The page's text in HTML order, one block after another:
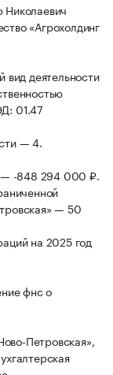
«Агрохолдинг
деятельности
01.47
— 4.
— -848 294 000 ₽.
— 50
на 2025 год
фнс о
Петровская»,